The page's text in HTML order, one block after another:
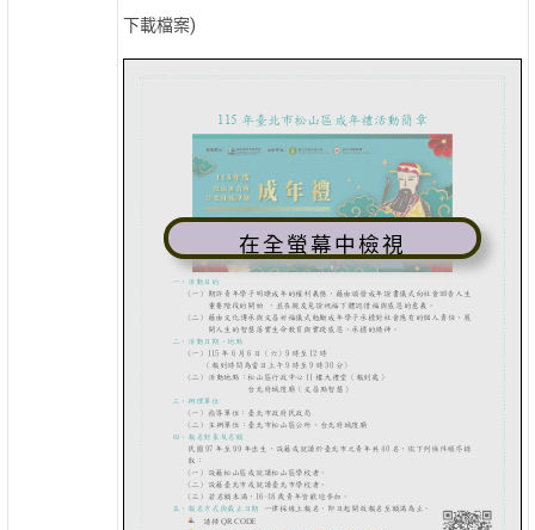
下載檔案)
在全螢幕中檢視